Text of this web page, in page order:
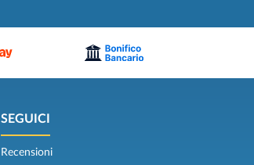
SEGUICI
Recensioni